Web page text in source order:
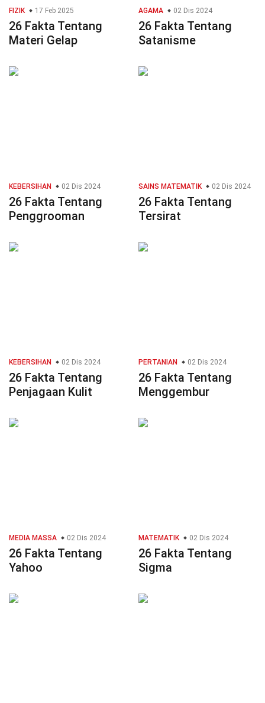
FIZIK 17 Feb 2025
26 Fakta Tentang
Materi Gelap
AGAMA 02 Dis 2024
26 Fakta Tentang
Satanisme
KEBERSIHAN 02 Dis 2024
26 Fakta Tentang
Penggrooman
SAINS MATEMATIK 02 Dis 2024
26 Fakta Tentang
Tersirat
KEBERSIHAN 02 Dis 2024
26 Fakta Tentang
Penjagaan Kulit
PERTANIAN 02 Dis 2024
26 Fakta Tentang
Menggembur
MEDIA MASSA 02 Dis 2024
26 Fakta Tentang
Yahoo
MATEMATIK 02 Dis 2024
26 Fakta Tentang
Sigma